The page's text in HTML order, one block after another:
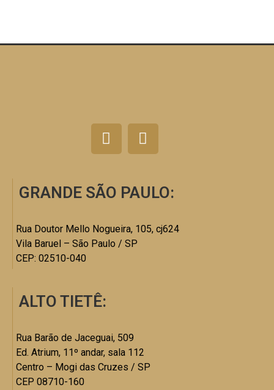
GRANDE SÃO PAULO:
Rua Doutor Mello Nogueira, 105, cj624
Vila Baruel – São Paulo / SP
CEP: 02510-040
ALTO TIETÊ:
Rua Barão de Jaceguai, 509
Ed. Atrium, 11º andar, sala 112
Centro – Mogi das Cruzes / SP
CEP 08710-160